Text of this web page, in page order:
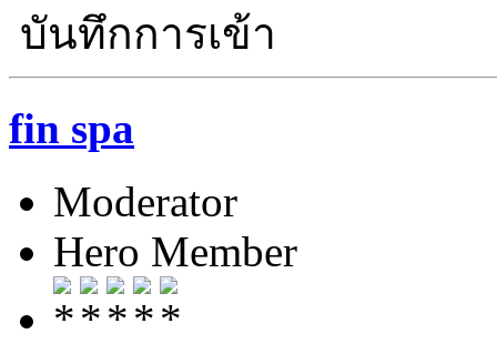
บันทึกการเข้า
fin spa
Moderator
Hero Member